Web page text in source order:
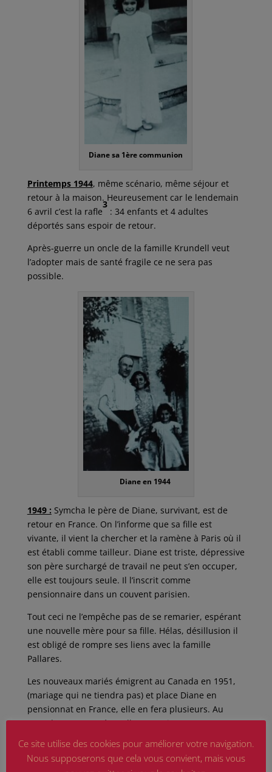
Diane sa 1ère communion
Printemps 1944, même scénario, même séjour et
retour à la maison. Heureusement car le lendemain
6 avril c’est la rafle
3
: 34 enfants et 4 adultes
déportés sans espoir de retour.
Après-guerre un oncle de la famille Krundell veut
l’adopter mais de santé fragile ce ne sera pas
possible.
Diane en 1944
1949 : Symcha le père de Diane, survivant, est de
retour en France. On l’informe que sa fille est
vivante, il vient la chercher et la ramène à Paris où il
est établi comme tailleur. Diane est triste, dépressive
son père surchargé de travail ne peut s’en occuper,
elle est toujours seule. Il l’inscrit comme
pensionnaire dans un couvent parisien.
Tout ceci ne l’empêche pas de se remarier, espérant
une nouvelle mère pour sa fille. Hélas, désillusion il
est obligé de rompre ses liens avec la famille
Pallares.
Les nouveaux mariés émigrent au Canada en 1951,
(mariage qui ne tiendra pas) et place Diane en
pensionnat en France, elle en fera plusieurs. Au
Canada avec son père, elle se marie en 1957 avec
Saul Fenster maroquinier, ils auront 4 enfants. A 18
ans elle avait repris contact avec la famille Pallares.
Ce site utilise des cookies pour améliorer votre navigation.
Nous supposerons que cela vous convient, mais vous